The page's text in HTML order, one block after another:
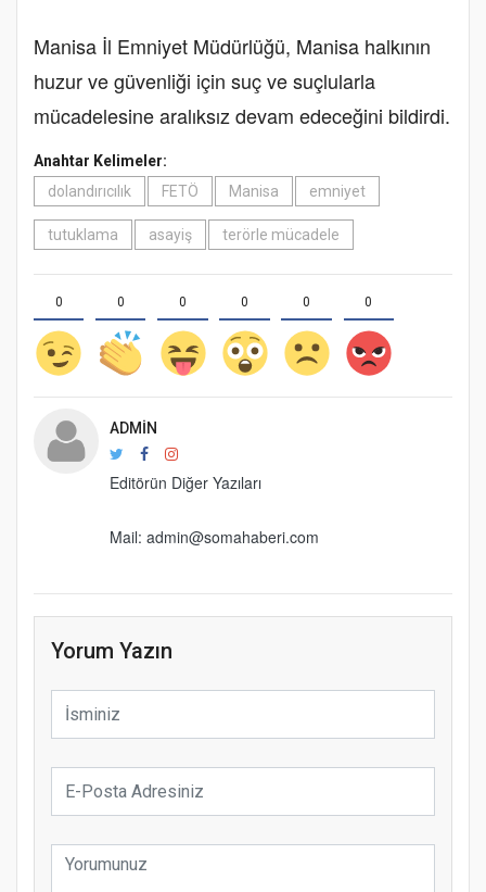
Manisa İl Emniyet Müdürlüğü, Manisa halkının
huzur ve güvenliği için suç ve suçlularla
mücadelesine aralıksız devam edeceğini bildirdi.
Anahtar Kelimeler:
dolandırıcılık
FETÖ Manisa emniyet
tutuklama asayiş terörle mücadele
0 0 0 0 0 0
ADMIN
Editörün Diğer Yazıları
Mail: admin@somahaberi.com
Yorum Yazın